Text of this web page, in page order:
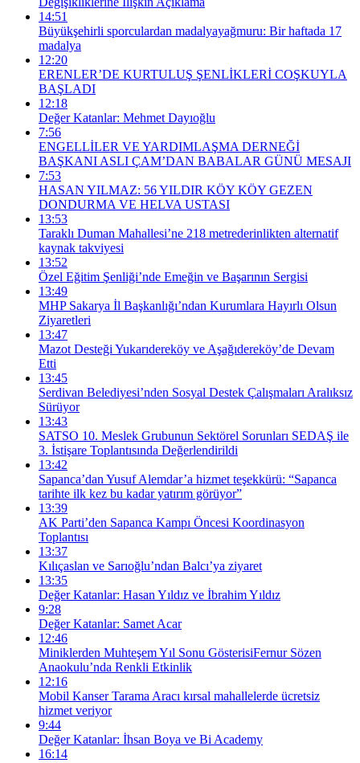
14:51
Büyükşehirli sporculardan madalyayağmuru: Bir haftada 17
madalya
12:20
ERENLER’DE KURTULUŞ ŞENLİKLERİ COŞKUYLA
BAŞLADI
12:18
Değer Katanlar: Mehmet Dayıoğlu
7:56
ENGELLİLER VE YARDIMLAŞMA DERNEĞİ
BAŞKANI ASLI ÇAM’DAN BABALAR GÜNÜ MESAJI
7:53
HASAN YILMAZ: 56 YILDIR KÖY KÖY GEZEN
DONDURMA VE HELVA USTASI
13:53
Taraklı Duman Mahallesi’ne 218 metrederinlikten alternatif
kaynak takviyesi
13:52
Özel Eğitim Şenliği’nde Emeğin ve Başarının Sergisi
13:49
MHP Sakarya İl Başkanlığı’ndan Kurumlara Hayırlı Olsun
Ziyaretleri
13:47
Mazot Desteği Yukarıdereköy ve Aşağıdereköy’de Devam
Etti
13:45
Serdivan Belediyesi’nden Sosyal Destek Çalışmaları Aralıksız
Sürüyor
13:43
SATSO 10. Meslek Grubunun Sektörel Sorunları SEDAŞ ile
3. İstişare Toplantısında Değerlendirildi
13:42
Sapanca’dan Yusuf Alemdar’a hizmet teşekkürü: “Sapanca
tarihte ilk kez bu kadar yatırım görüyor”
13:39
AK Parti’den Sapanca Kampı Öncesi Koordinasyon
Toplantısı
13:37
Kılıçaslan ve Sarıoğlu’ndan Balcı’ya ziyaret
13:35
Değer Katanlar: Hasan Yıldız ve İbrahim Yıldız
9:28
Değer Katanlar: Samet Acar
12:46
Miniklerden Muhteşem Yıl Sonu GösterisiFernur Sözen
Anaokulu’nda Renkli Etkinlik
12:16
Mobil Kanser Tarama Aracı kırsal mahallelerde ücretsiz
hizmet veriyor
9:44
Değer Katanlar: İhsan Boya ve Bi Academy
16:14